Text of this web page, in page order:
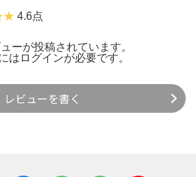
4.6点
ーが投稿されています。
は ログインが必要です。
レビューを書く